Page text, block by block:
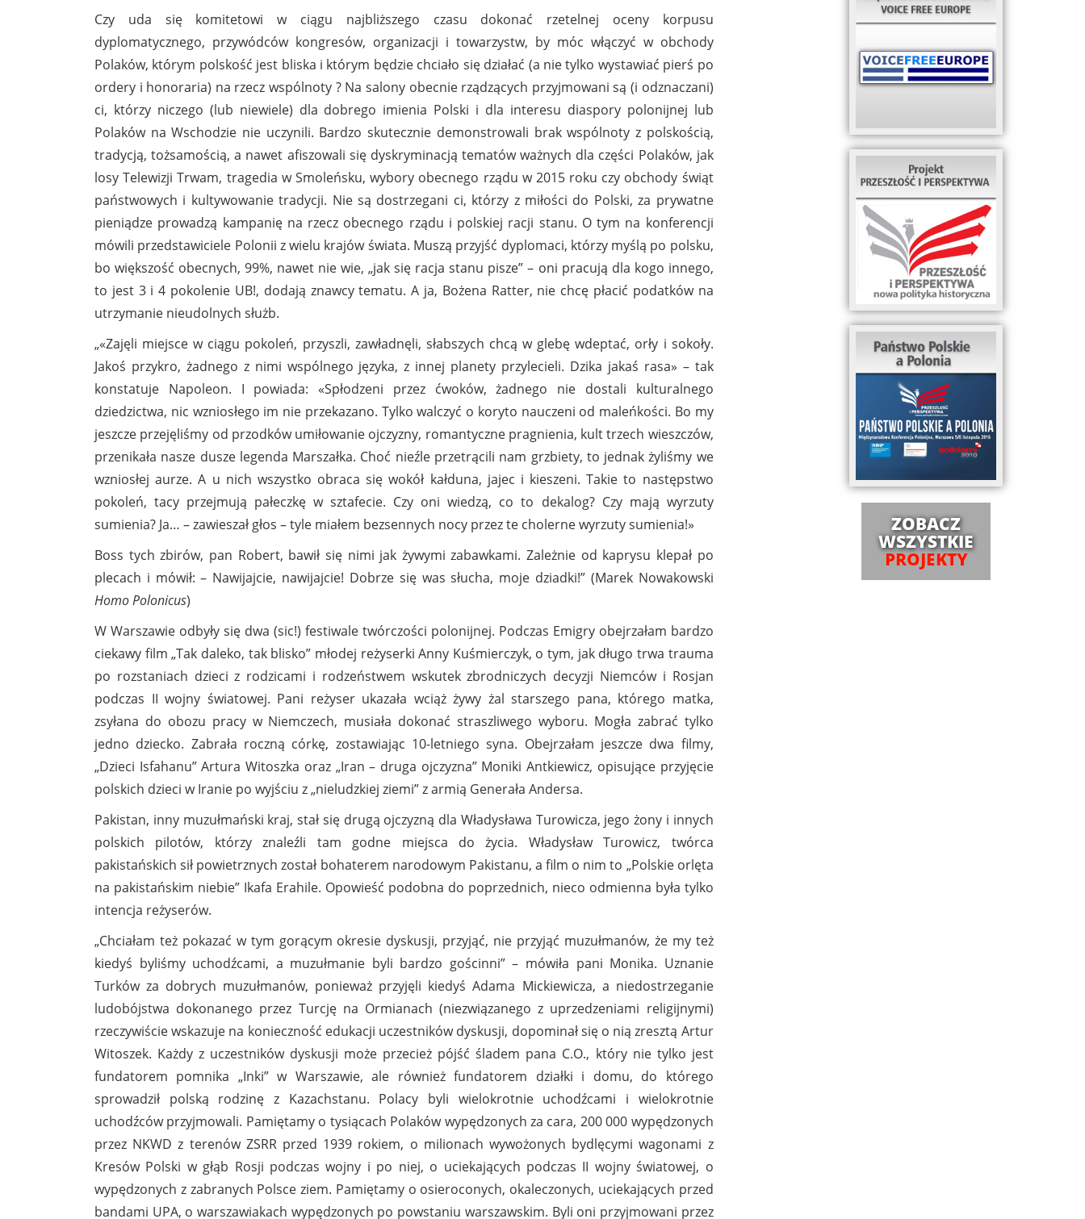
Czy uda się komitetowi w ciągu najbliższego czasu dokonać rzetelnej oceny korpusu
dyplomatycznego, przywódców kongresów, organizacji i towarzystw, by móc włączyć w obchody
Polaków, którym polskość jest bliska i którym będzie chciało się działać (a nie tylko wystawiać pierś po
ordery i honoraria) na rzecz wspólnoty ? Na salony obecnie rządzących przyjmowani są (i odznaczani)
ci, którzy niczego (lub niewiele) dla dobrego imienia Polski i dla interesu diaspory polonijnej lub
Polaków na Wschodzie nie uczynili. Bardzo skutecznie demonstrowali brak wspólnoty z polskością,
tradycją, tożsamością, a nawet afiszowali się dyskryminacją tematów ważnych dla części Polaków, jak
losy Telewizji Trwam, tragedia w Smoleńsku, wybory obecnego rządu w 2015 roku czy obchody świąt
państwowych i kultywowanie tradycji. Nie są dostrzegani ci, którzy z miłości do Polski, za prywatne
pieniądze prowadzą kampanię na rzecz obecnego rządu i polskiej racji stanu. O tym na konferencji
mówili przedstawiciele Polonii z wielu krajów świata. Muszą przyjść dyplomaci, którzy myślą po polsku,
bo większość obecnych, 99%, nawet nie wie, „jak się racja stanu pisze” – oni pracują dla kogo innego,
to jest 3 i 4 pokolenie UB!, dodają znawcy tematu. A ja, Bożena Ratter, nie chcę płacić podatków na
utrzymanie nieudolnych służb.
„«Zajęli miejsce w ciągu pokoleń, przyszli, zawładnęli, słabszych chcą w glebę wdeptać, orły i sokoły.
Jakoś przykro, żadnego z nimi wspólnego języka, z innej planety przylecieli. Dzika jakaś rasa» – tak
konstatuje Napoleon. I powiada: «Spłodzeni przez ćwoków, żadnego nie dostali kulturalnego
dziedzictwa, nic wzniosłego im nie przekazano. Tylko walczyć o koryto nauczeni od maleńkości. Bo my
jeszcze przejęliśmy od przodków umiłowanie ojczyzny, romantyczne pragnienia, kult trzech wieszczów,
przenikała nasze dusze legenda Marszałka. Choć nieźle przetrącili nam grzbiety, to jednak żyliśmy we
wzniosłej aurze. A u nich wszystko obraca się wokół kałduna, jajec i kieszeni. Takie to następstwo
pokoleń, tacy przejmują pałeczkę w sztafecie. Czy oni wiedzą, co to dekalog? Czy mają wyrzuty
sumienia? Ja… – zawieszał głos – tyle miałem bezsennych nocy przez te cholerne wyrzuty sumienia!»
Boss tych zbirów, pan Robert, bawił się nimi jak żywymi zabawkami. Zależnie od kaprysu klepał po
plecach i mówił: – Nawijajcie, nawijajcie! Dobrze się was słucha, moje dziadki!” (Marek Nowakowski
Homo Polonicus)
W Warszawie odbyły się dwa (sic!) festiwale twórczości polonijnej. Podczas Emigry obejrzałam bardzo
ciekawy film „Tak daleko, tak blisko” młodej reżyserki Anny Kuśmierczyk, o tym, jak długo trwa trauma
po rozstaniach dzieci z rodzicami i rodzeństwem wskutek zbrodniczych decyzji Niemców i Rosjan
podczas II wojny światowej. Pani reżyser ukazała wciąż żywy żal starszego pana, którego matka,
zsyłana do obozu pracy w Niemczech, musiała dokonać straszliwego wyboru. Mogła zabrać tylko
jedno dziecko. Zabrała roczną córkę, zostawiając 10-letniego syna. Obejrzałam jeszcze dwa filmy,
„Dzieci Isfahanu” Artura Witoszka oraz „Iran – druga ojczyzna” Moniki Antkiewicz, opisujące przyjęcie
polskich dzieci w Iranie po wyjściu z „nieludzkiej ziemi” z armią Generała Andersa.
Pakistan, inny muzułmański kraj, stał się drugą ojczyzną dla Władysława Turowicza, jego żony i innych
polskich pilotów, którzy znaleźli tam godne miejsca do życia. Władysław Turowicz, twórca
pakistańskich sił powietrznych został bohaterem narodowym Pakistanu, a film o nim to „Polskie orlęta
na pakistańskim niebie” Ikafa Erahile. Opowieść podobna do poprzednich, nieco odmienna była tylko
intencja reżyserów.
„Chciałam też pokazać w tym gorącym okresie dyskusji, przyjąć, nie przyjąć muzułmanów, że my też
kiedyś byliśmy uchodźcami, a muzułmanie byli bardzo gościnni” – mówiła pani Monika. Uznanie
Turków za dobrych muzułmanów, ponieważ przyjęli kiedyś Adama Mickiewicza, a niedostrzeganie
ludobójstwa dokonanego przez Turcję na Ormianach (niezwiązanego z uprzedzeniami religijnymi)
rzeczywiście wskazuje na konieczność edukacji uczestników dyskusji, dopominał się o nią zresztą Artur
Witoszek. Każdy z uczestników dyskusji może przecież pójść śladem pana C.O., który nie tylko jest
fundatorem pomnika „Inki” w Warszawie, ale również fundatorem działki i domu, do którego
sprowadził polską rodzinę z Kazachstanu. Polacy byli wielokrotnie uchodźcami i wielokrotnie
uchodźców przyjmowali. Pamiętamy o tysiącach Polaków wypędzonych za cara, 200 000 wypędzonych
przez NKWD z terenów ZSRR przed 1939 rokiem, o milionach wywożonych bydlęcymi wagonami z
Kresów Polski w głąb Rosji podczas wojny i po niej, o uciekających podczas II wojny światowej, o
wypędzonych z zabranych Polsce ziem. Pamiętamy o osieroconych, okaleczonych, uciekających przed
bandami UPA, o warszawiakach wypędzonych po powstaniu warszawskim. Byli oni przyjmowani przez
ZOBACZ
WSZYSTKIE
PROJEKTY